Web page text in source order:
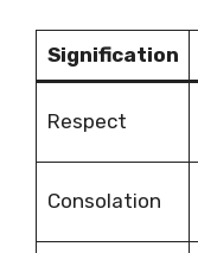
Signification
Respect
Consolation